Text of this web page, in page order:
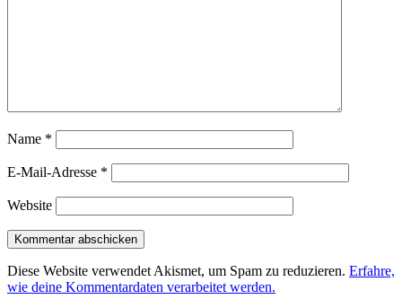
Name *
E-Mail-Adresse *
Website
Diese Website verwendet Akismet, um Spam zu reduzieren. Erfahre,
wie deine Kommentardaten verarbeitet werden.